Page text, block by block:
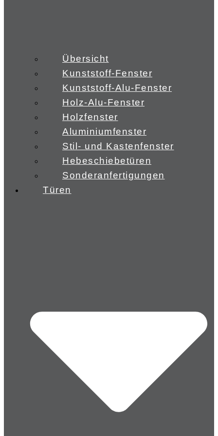
Übersicht
Kunststoff-Fenster
Kunststoff-Alu-Fenster
Holz-Alu-Fenster
Holzfenster
Aluminiumfenster
Stil- und Kastenfenster
Hebeschiebetüren
Sonderanfertigungen
Türen